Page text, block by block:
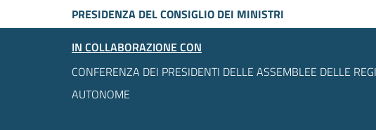
PRESIDENZA DEL CONSIGLIO DEI MINISTRI
IN COLLABORAZIONE CON
CONFERENZA DEI PRESIDENTI DELLE ASSEMBLEE DELLE
AUTONOME